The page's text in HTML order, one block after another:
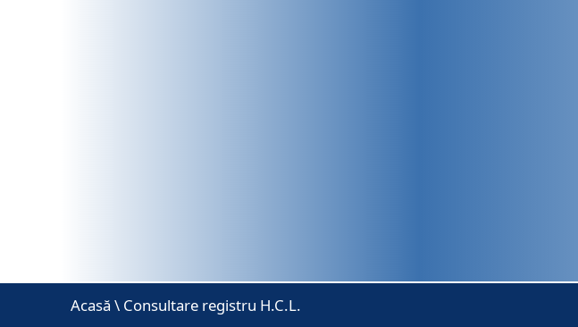
Acasă \ Consultare registru H.C.L.